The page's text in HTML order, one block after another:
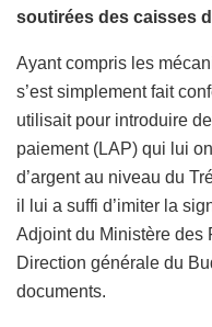
soutirées des caisses
Ayant compris les
s’est simplement fait
utilisait pour introduire
paiement (LAP) qui lui
d’argent au niveau du
il lui a suffi d’imiter la
Adjoint du Ministère des
Direction générale du
documents.